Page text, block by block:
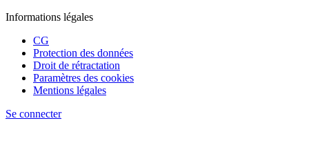
Informations légales
CG
Protection des données
Droit de rétractation
Paramètres des cookies
Mentions légales
Se connecter